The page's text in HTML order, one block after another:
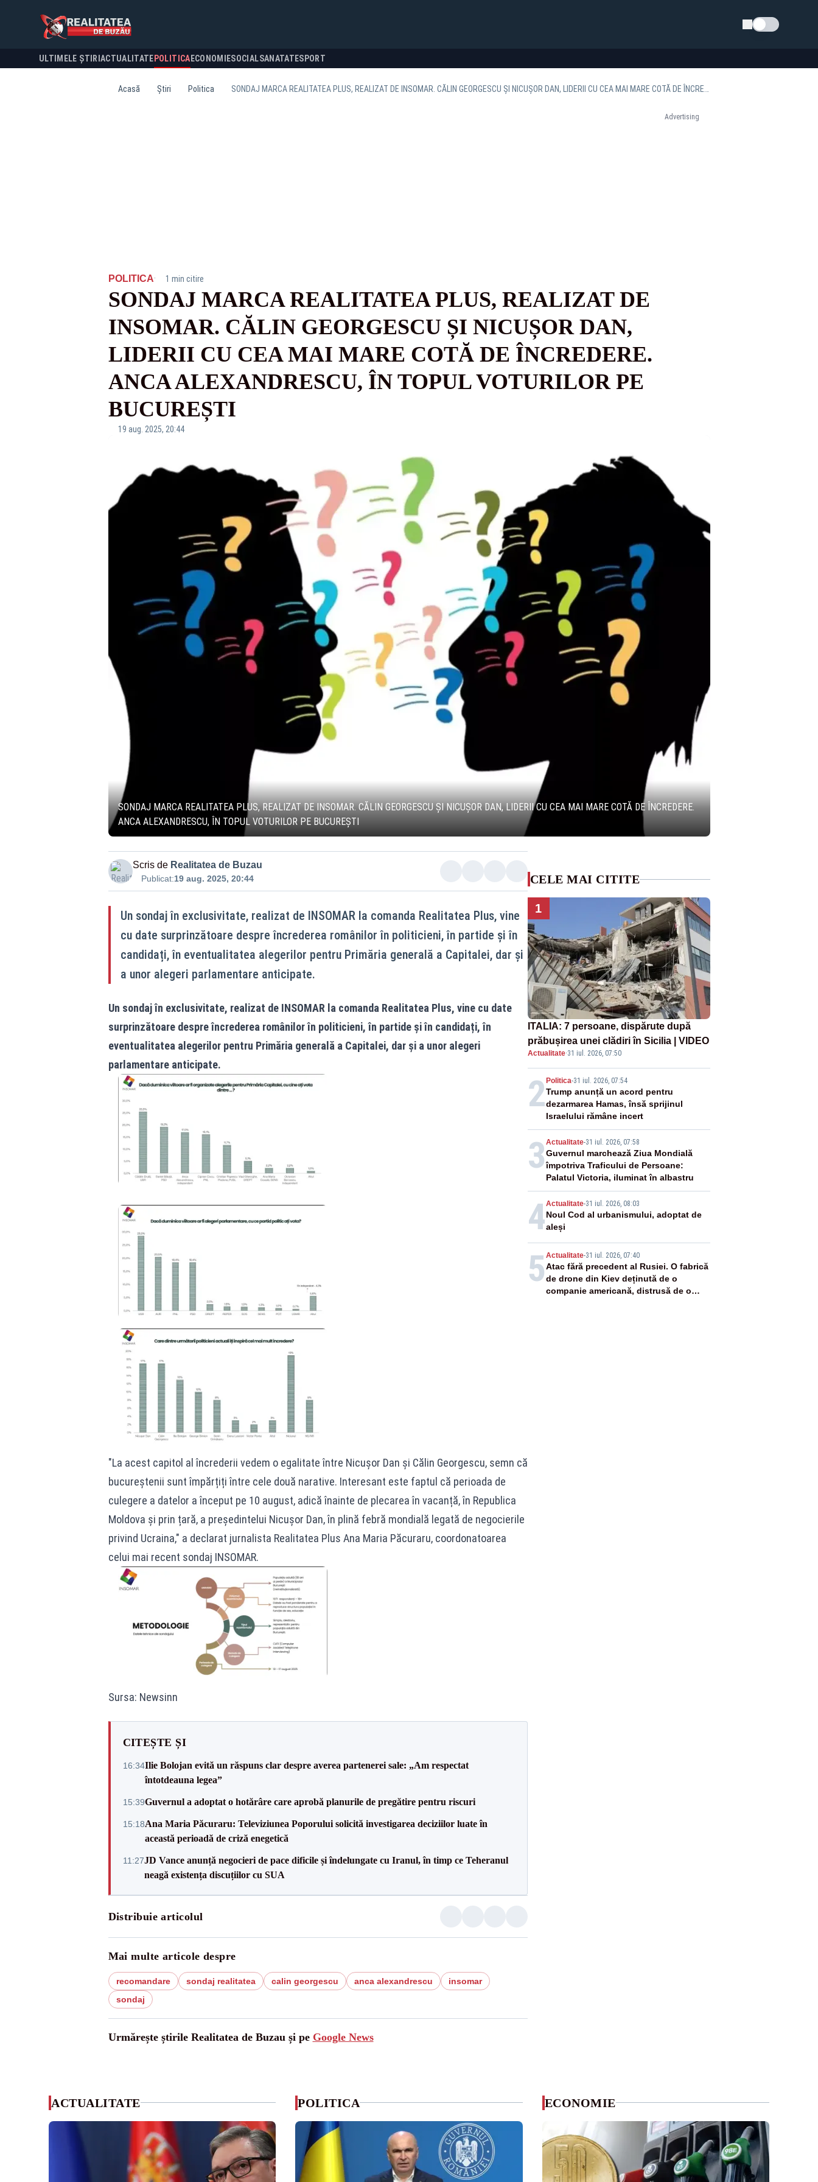
Schimba tema
ULTIMELE ȘTIRI ACTUALITATE POLITICA ECONOMIESOCIALSANATATESPORT
Acasă Știri Politica
Advertising
POLITICA· 1 min citire
SONDAJ MARCA REALITATEA PLUS, REALIZAT DE
INSOMAR. CĂLIN GEORGESCU ȘI NICUȘOR DAN,
LIDERII CU CEA MAI MARE COTĂ DE ÎNCREDERE.
ANCA ALEXANDRESCU, ÎN TOPUL VOTURILOR PE
BUCUREȘTI
19 aug. 2025, 20:44
SONDAJ MARCA REALITATEA PLUS, REALIZAT DE INSOMAR. CĂLIN GEORGESCU ȘI NICUȘOR DAN, LIDERII CU CEA MAI MARE COTĂ DE ÎNCREDERE.
ANCA ALEXANDRESCU, ÎN TOPUL VOTURILOR PE BUCUREȘTI
Scris de Realitatea de Buzau
Publicat:19 aug. 2025, 20:44
Un sondaj în exclusivitate, realizat de INSOMAR la comanda Realitatea Plus, vine
cu date surprinzătoare despre încrederea românilor în politicieni, în partide și în
candidați, în eventualitatea alegerilor pentru Primăria generală a Capitalei, dar și
a unor alegeri parlamentare anticipate.
Un sondaj în exclusivitate, realizat de INSOMAR la comanda Realitatea Plus, vine cu date
surprinzătoare despre încrederea românilor în politicieni, în partide și în candidați, în
eventualitatea alegerilor pentru Primăria generală a Capitalei, dar și a unor alegeri
parlamentare anticipate.
"La acest capitol al încrederii vedem o egalitate între Nicușor Dan și Călin Geor­gescu, semn că
bucureștenii sunt împărțiți între cele două narative. Interesant este faptul că perioada de
culegere a datelor a început pe 10 august, adică înainte de plecarea în vacanță, în Republica
Moldova și prin țară, a președintelui Nicușor Dan, în plină febră mondială legată de negocierile
privind Ucraina," a declarat jurnalista Realitatea Plus Ana Maria Păcuraru, coordonatoarea
celui mai recent sondaj INSOMAR.
Sursa: Newsinn
CITEȘTE ȘI
16:34Ilie Bolojan evită un răspuns clar despre averea partenerei sale: „Am respectat
întotdeauna legea”
15:39Guvernul a adoptat o hotărâre care aprobă planurile de pregătire pentru riscuri
15:18Ana Maria Păcuraru: Televiziunea Poporului solicită investigarea deciziilor luate în
această perioadă de criză enegetică
11:27JD Vance anunță negocieri de pace dificile și îndelungate cu Iranul, în timp ce Teheranul
neagă existența discuțiilor cu SUA
Distribuie articolul
Mai multe articole despre
recomandare sondaj realitatea calin georgescu anca alexandrescu
insomar
sondaj
Urmărește știrile Realitatea de Buzau și pe Google News
CELE MAI CITITE
1
ITALIA: 7 persoane, dispărute după
prăbușirea unei clădiri în Sicilia | VIDEO
Actualitate·31 iul. 2026, 07:50
2 Politica-31 iul. 2026, 07:54
Trump anunță un acord pentru
dezarmarea Hamas, însă sprijinul
Israelului rămâne incert
3 Actualitate-31 iul. 2026, 07:58
Guvernul marchează Ziua Mondială
împotriva Traficului de Persoane:
Palatul Victoria, iluminat în albastru
4Actualitate-31 iul. 2026, 08:03
Noul Cod al urbanismului, adoptat de
aleși
5 Actualitate-31 iul. 2026, 07:40
Atac fără precedent al Rusiei. O fabrică
de drone din Kiev deținută de o
companie americană, distrusă de o
ACTUALITATE POLITICA ECONOMIE